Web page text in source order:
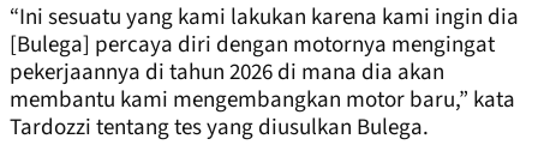
“Ini sesuatu yang kami lakukan karena kami ingin dia
[Bulega] percaya diri dengan motornya mengingat
pekerjaannya di tahun 2026 di mana dia akan
membantu kami mengembangkan motor baru,” kata
Tardozzi tentang tes yang diusulkan Bulega.